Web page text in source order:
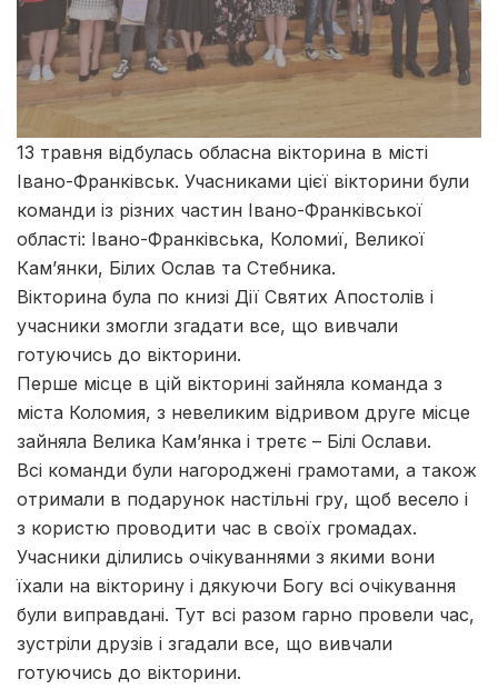
13 травня відбулась обласна вікторина в місті
Івано-Франківськ. Учасниками цієї вікторини були
команди із різних частин Івано-Франківської
області: Івано-Франківська, Коломиї, Великої
Кам’янки, Білих Ослав та Стебника.
Вікторина була по книзі Дії Святих Апостолів і
учасники змогли згадати все, що вивчали
готуючись до вікторини.
Перше місце в цій вікторині зайняла команда з
міста Коломия, з невеликим відривом друге місце
зайняла Велика Кам’янка і третє – Білі Ослави.
Всі команди були нагороджені грамотами, а також
отримали в подарунок настільні гру, щоб весело і
з користю проводити час в своїх громадах.
Учасники ділились очікуваннями з якими вони
їхали на вікторину і дякуючи Богу всі очікування
були виправдані. Тут всі разом гарно провели час,
зустріли друзів і згадали все, що вивчали
готуючись до вікторини.